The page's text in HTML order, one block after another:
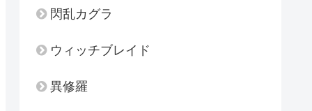
閃乱カグラ
ウィッチブレイド
異修羅